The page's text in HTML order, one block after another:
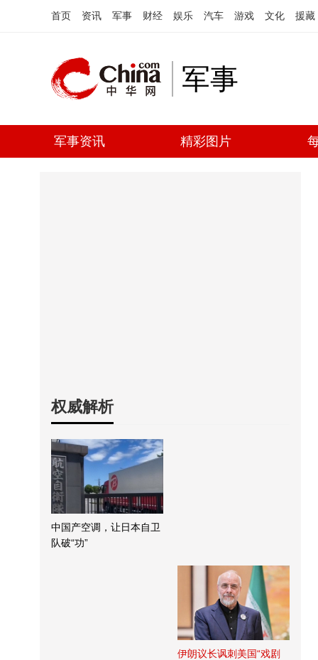
首页 资讯 军事 财经 娱乐 汽车 游戏 文化 援藏
军事
军事资讯 精彩图片
权威解析
中国产空调，让日本自卫
队破“功”
伊朗议长讽刺美国“戏剧